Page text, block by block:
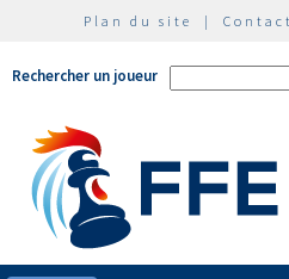
Plan du site | Contact
Rechercher un joueur